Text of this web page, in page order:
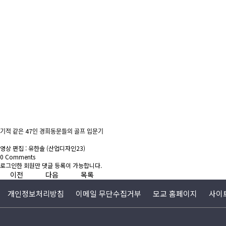
기적 같은 47인 경희동문들의 골프 입문기
영상 편집 : 유한솔 (산업디자인23)
0 Comments
로그인한 회원만 댓글 등록이 가능합니다.
이전 다음 목록
개인정보처리방침 이메일 무단수집거부 모교 홈페이지 사이